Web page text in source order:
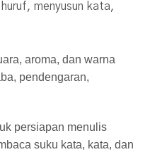
menyusun kata,
aroma, dan warna
pendengaran,
persiapan menulis
suku kata, kata, dan